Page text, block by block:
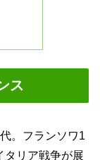
ス
。フランソワ1
タリア戦争が展